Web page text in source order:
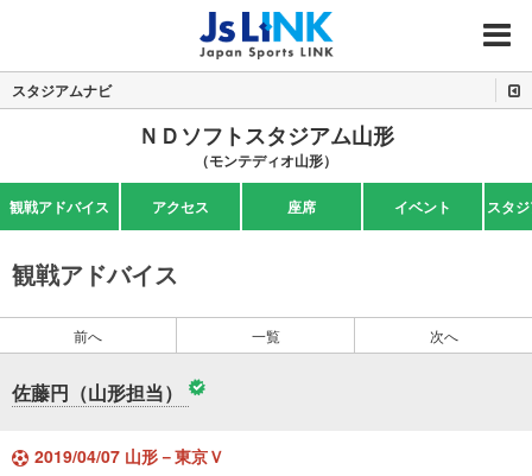
MENU
スタジアムナビ
ＮＤソフトスタジアム山形
（モンテディオ山形）
観戦アドバイス アクセス 座席 イベント スタ
観戦アドバイス
前へ 一覧 次へ
佐藤円（山形担当）
2019/04/07 山形－東京Ｖ